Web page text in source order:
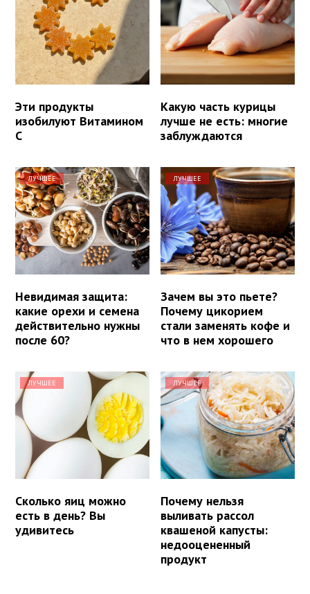
Эти продукты
изобилуют Витамином
С
Какую часть курицы
лучше не есть: многие
заблуждаются
ЛУЧШЕЕ
Невидимая защита:
какие орехи и семена
действительно нужны
после 60?
ЛУЧШЕЕ
Зачем вы это пьете?
Почему цикорием
стали заменять кофе и
что в нем хорошего
ЛУЧШЕЕ
Сколько яиц можно
есть в день? Вы
удивитесь
ЛУЧШЕЕ
Почему нельзя
выливать рассол
квашеной капусты:
недооцененный
продукт